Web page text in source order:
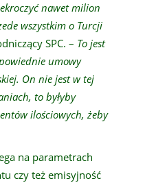
nawet milion
wszystkim o Turcji
SPC. – To jest
umowy
On nie jest w tej
to byłyby
ilościowych, żeby
na parametrach
czy też emisyjność